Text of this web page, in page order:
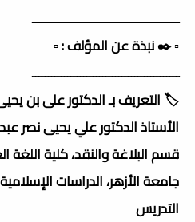
ــــــــــــــــــــــــــــــــــــــــــــــ
▫️ ✒️ نبذة عن المؤلف : ▫️
ــــــــــــــــــــــــــــــــــــــــــــــ
🏷️ التعريف بـ الدكتور على بن
الأستاذ الدكتور علي يحيى نصر
قسم البلاغة والنقد، كلية اللغة
جامعة الأزهر، الدراسات
التدريس